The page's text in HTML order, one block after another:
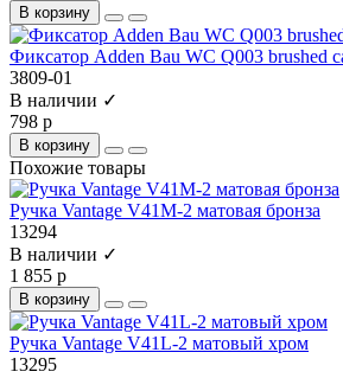
В корзину
Фиксатор Adden Bau WC Q003 brushed
3809-01
В наличии ✓
798 р
В корзину
Похожие товары
Ручка Vantage V41M-2 матовая бронза
13294
В наличии ✓
1 855 р
В корзину
Ручка Vantage V41L-2 матовый хром
13295